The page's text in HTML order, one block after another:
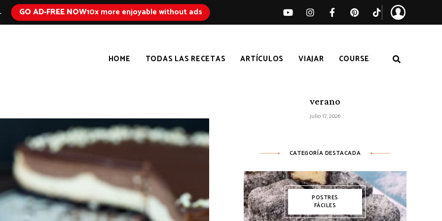
GO AD-FREE NOW10x more enjoyable without ads
HOME TODAS LAS RECETAS ARTÍCULOS VIAJAR COURSE
verano
julio 17, 2026
CATEGORÍA DESTACADA
POSTRES
FÁCILES